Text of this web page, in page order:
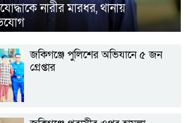
নারীর মারধর, থানায়
জকিগঞ্জে পুলিশের অভিযানে ৫ জন
গ্রেপ্তার